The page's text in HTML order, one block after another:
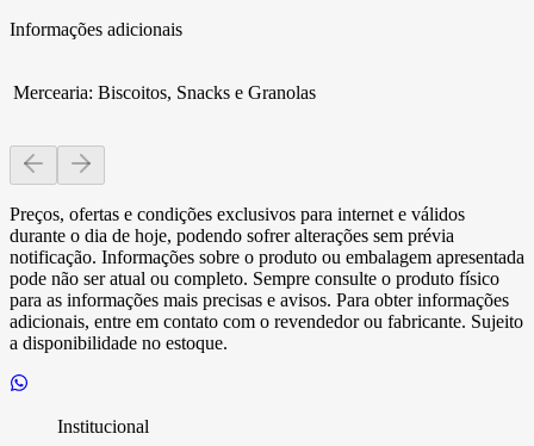
Informações adicionais
Mercearia: Biscoitos, Snacks e Granolas
Preços, ofertas e condições exclusivos para internet e válidos
durante o dia de hoje, podendo sofrer alterações sem prévia
notificação. Informações sobre o produto ou embalagem apresentada
pode não ser atual ou completo. Sempre consulte o produto físico
para as informações mais precisas e avisos. Para obter informações
adicionais, entre em contato com o revendedor ou fabricante. Sujeito
a disponibilidade no estoque.
Institucional